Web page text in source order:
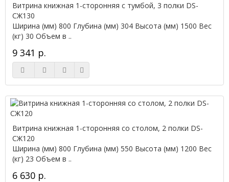
Витрина книжная 1-сторонняя с тумбой, 3 полки DS-
СЖ130
Ширина (мм) 800 Глубина (мм) 304 Высота (мм) 1500 Вес
(кг) 30 Объем в ..
9 341 р.
Витрина книжная 1-сторонняя со столом, 2 полки DS-
СЖ120
Ширина (мм) 800 Глубина (мм) 550 Высота (мм) 1200 Вес
(кг) 23 Объем в ..
6 630 р.